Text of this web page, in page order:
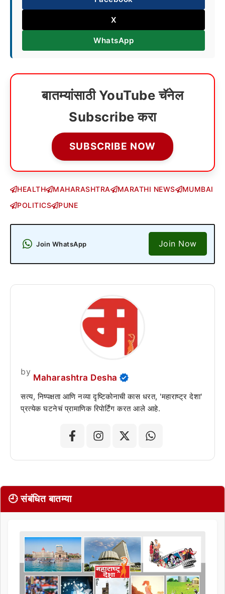
X
WhatsApp
बातम्यांसाठी YouTube चॅनेल
Subscribe करा
SUBSCRIBE NOW
HEALTH MAHARASHTRA MARATHI NEWS
MUMBAI
POLITICS
PUNE
Join WhatsApp Join Now
by
Maharashtra Desha
सत्य, निष्पक्षता आणि नव्या दृष्टिकोनाची कास धरत, 'महाराष्ट्र देशा'
प्रत्येक घटनेचं प्रामाणिक रिपोर्टिंग करत आले आहे.
🕘 संबंधित बातम्या